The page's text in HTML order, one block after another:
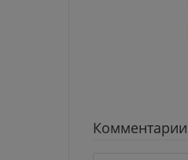
Комментарии